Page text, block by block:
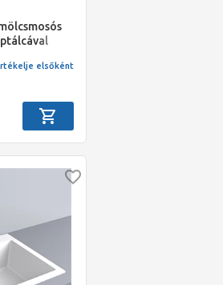
elsőként